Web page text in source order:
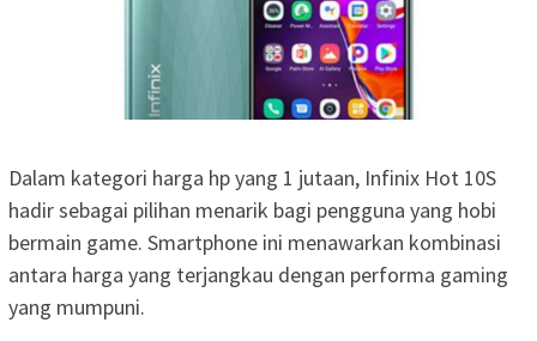
Dalam kategori harga hp yang 1 jutaan, Infinix Hot 10S
hadir sebagai pilihan menarik bagi pengguna yang hobi
bermain game. Smartphone ini menawarkan kombinasi
antara harga yang terjangkau dengan performa gaming
yang mumpuni.